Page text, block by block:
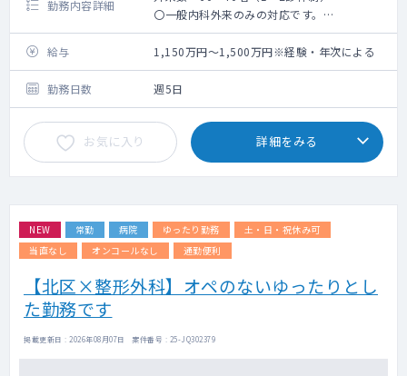
勤務内容詳細
〇一般内科外来のみの対応です。
〇当直・オンコールございません。
〇かかりつけの慢性疾患の患者さんが多めで
す。
給与 1,150万円～1,500万円※経験・年次による
勤務日数 週5日
お気に入り 詳細をみる
NEW 常勤 病院 ゆったり勤務
土・日・祝休み可
当直なし
オンコールなし 通勤便利
【北区×整形外科】オペのないゆったりとし
た勤務です
掲載更新日 : 2026年08月07日 案件番号 : 25-JQ302379